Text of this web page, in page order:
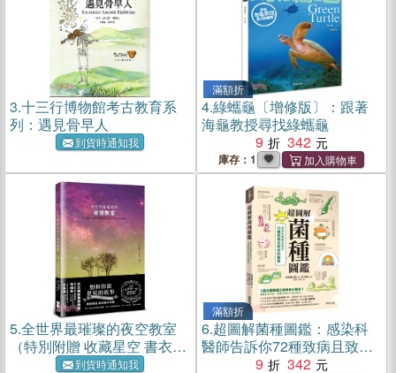
3.十三行博物館考古教育系
列：遇見骨早人
到貨時通知我
滿額折
4.綠蠵龜〔增修版〕：跟著
海龜教授尋找綠蠵龜
9
342
庫存：1
5.全世界最璀璨的夜空教室
（特別附贈 收藏星空 書衣海
到貨時通知我
滿額折
6.超圖解菌種圖鑑：感染科
醫師告訴你72種致病且致命
9 342